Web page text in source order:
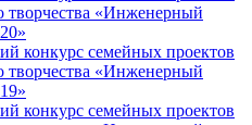
творчества «Инженерный
конкурс семейных проектов
творчества «Инженерный
конкурс семейных проектов